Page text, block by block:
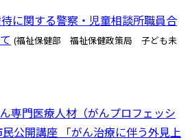
に関する警察・児童相談所職員合
(福祉保健部 福祉保健政策局 子ども未
専門医療人材（がんプロフェッシ
公開講座 「がん治療に伴う外見上